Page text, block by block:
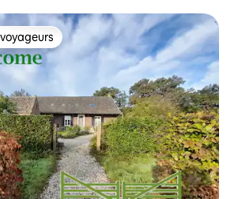
parmi les plus aimés